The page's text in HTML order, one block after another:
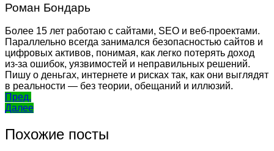
Роман Бондарь
Более 15 лет работаю с сайтами, SEO и веб-проектами.
Параллельно всегда занимался безопасностью сайтов и
цифровых активов, понимая, как легко потерять доход
из-за ошибок, уязвимостей и неправильных решений.
Пишу о деньгах, интернете и рисках так, как они выглядят
в реальности — без теории, обещаний и иллюзий.
Навигация
по
записям
Пред.
Далее
Похожие посты